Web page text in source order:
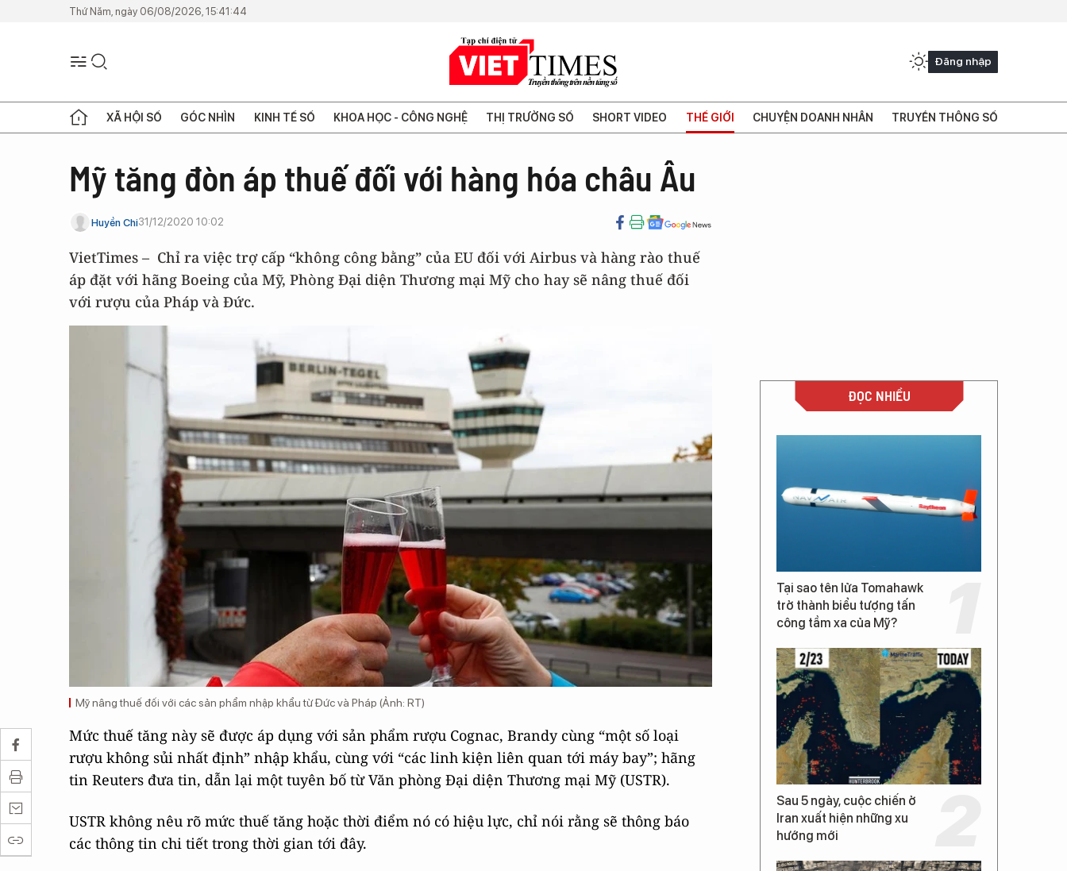
Thứ Năm, ngày 06/08/2026, 15:41:44
Đăng nhập
XÃ HỘI SỐ GÓC NHÌN KINH TẾ SỐ KHOA HỌC - CÔNG NGHỆ THỊ TRƯỜNG SỐ SHORT VIDEO THẾ GIỚI CHUYỆN DOANH NHÂN TRUYỀN THÔNG SỐ
Mỹ tăng đòn áp thuế đối với hàng hóa châu Âu
Huyền Chi31/12/2020 10:02
VietTimes – Chỉ ra việc trợ cấp “không công bằng” của EU đối với Airbus và hàng rào thuế
áp đặt với hãng Boeing của Mỹ, Phòng Đại diện Thương mại Mỹ cho hay sẽ nâng thuế đối
với rượu của Pháp và Đức.
Mỹ nâng thuế đối với các sản phẩm nhập khẩu từ Đức và Pháp (Ảnh: RT)
Mức thuế tăng này sẽ được áp dụng với sản phẩm rượu Cognac, Brandy cùng “một số loại
rượu không sủi nhất định” nhập khẩu, cùng với “các linh kiện liên quan tới máy bay”; hãng
tin Reuters đưa tin, dẫn lại một tuyên bố từ Văn phòng Đại diện Thương mại Mỹ (USTR).
USTR không nêu rõ mức thuế tăng hoặc thời điểm nó có hiệu lực, chỉ nói rằng sẽ thông báo
các thông tin chi tiết trong thời gian tới đây.
ĐỌC NHIỀU
Tại sao tên lửa Tomahawk
trở thành biểu tượng tấn
công tầm xa của Mỹ?
Sau 5 ngày, cuộc chiến ở
Iran xuất hiện những xu
hướng mới